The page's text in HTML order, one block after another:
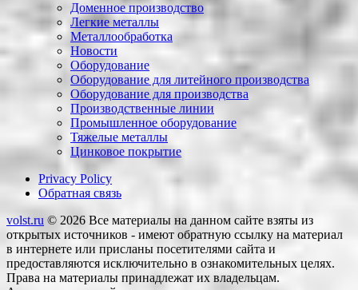
Доменное производство
Легкие металлы
Металлообработка
Новости
Оборудование
Оборудование для литейного производства
Оборудование для производства
Производственные линии
Промышленное оборудование
Тяжелые металлы
Цинковое покрытие
Privacy Policy
Обратная связь
volst.ru © 2026 Все материалы на данном сайте взяты из
открытых источников - имеют обратную ссылку на материал
в интернете или присланы посетителями сайта и
предоставляются исключительно в ознакомительных целях.
Права на материалы принадлежат их владельцам.